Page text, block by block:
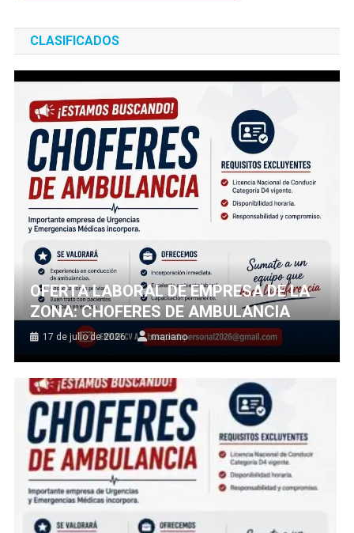
CLASIFICADOS
OFERTA LABORAL DE EMPRESA DE LA
ZONA: CHOFERES DE AMBULANCIA
17 de julio de 2026 mariano